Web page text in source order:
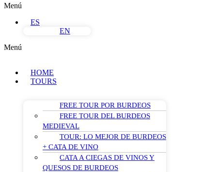
Menú
ES
EN
Menú
HOME
TOURS
FREE TOUR POR BURDEOS
FREE TOUR DEL BURDEOS
MEDIEVAL
TOUR: LO MEJOR DE BURDEOS
+ CATA DE VINO
CATA A CIEGAS DE VINOS Y
QUESOS DE BURDEOS